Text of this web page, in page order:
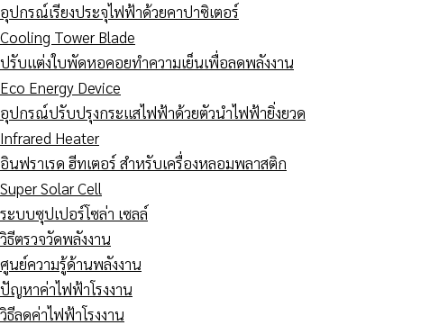
อุปกรณ์เรียงประจุไฟฟ้าด้วยคาปาซิเตอร์
Cooling Tower Blade
ปรับแต่งใบพัดหอคอยทำความเย็นเพื่อลดพลังงาน
Eco Energy Device
อุปกรณ์ปรับปรุงกระแสไฟฟ้าด้วยตัวนำไฟฟ้ายิ่งยวด
Infrared Heater
อินฟราเรด ฮีทเตอร์ สำหรับเครื่องหลอมพลาสติก
Super Solar Cell
ระบบซุปเปอร์โซล่า เซลล์
วิธีตรวจวัดพลังงาน
ศูนย์ความรู้ด้านพลังงาน
ปัญหาค่าไฟฟ้าโรงงาน
วิธีลดค่าไฟฟ้าโรงงาน
เต็ม
เกิด
จาก
อะไร?
ร้อน
เกิด
จาก
อะไร?
โหลด
ไฟ
ไม่
ได้
เกิน?
ค่า
ไฟ
พุ่ง
ควร
ติด